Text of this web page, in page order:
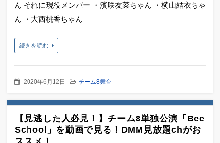
ん それに現役メンバー ・濱咲友菜ちゃん ・横山結衣ちゃ
ん ・大西桃香ちゃん
続きを読む
2020年6月12日 チーム8舞台
【見逃した人必見！】チーム8単独公演「Bee
School」を動画で見る！DMM見放題chがお
ススメ！